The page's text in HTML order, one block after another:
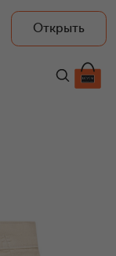
Открыть
57 450 ₽